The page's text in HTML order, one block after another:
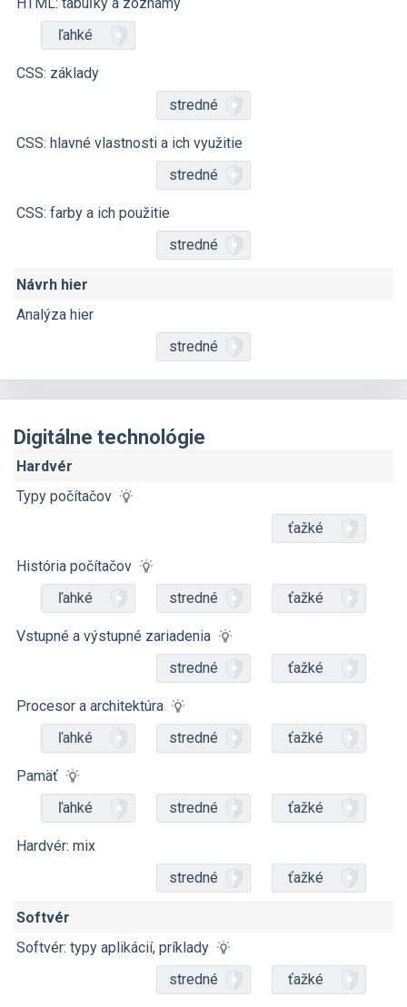
ľahké
CSS: základy
stredné
CSS: hlavné vlastnosti a ich využitie
stredné
CSS: farby a ich použitie
stredné
Návrh hier
Analýza hier
stredné
Digitálne technológie
Hardvér
Typy počítačov
ťažké
História počítačov
ľahké
stredné ťažké
Vstupné a výstupné zariadenia
stredné
ťažké
Procesor a architektúra
ľahké
stredné ťažké
Pamäť
ľahké
stredné ťažké
Hardvér: mix
stredné
ťažké
Softvér
Softvér: typy aplikácií, príklady
stredné
ťažké